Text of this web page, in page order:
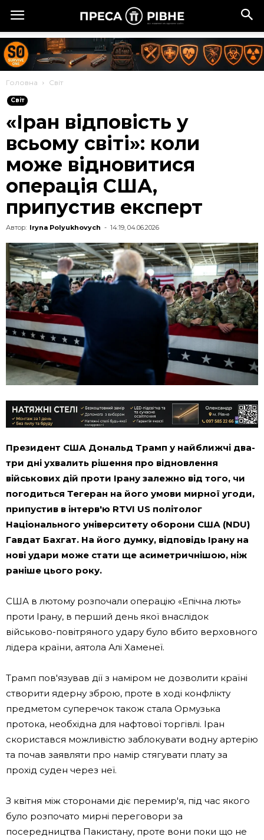
Головна Cвіт
Cвіт
«Іран відповість у
всьому світі»: коли
може відновитися
операція США,
припустив експерт
Автор: Iryna Polyukhovych - 14:19, 04.06.2026
Президент США Дональд Трамп у найближчі два-
три дні ухвалить рішення про відновлення
військових дій проти Ірану залежно від того, чи
погодиться Тегеран на його умови мирної угоди,
припустив в інтерв'ю RTVI US політолог
Національного університету оборони США (NDU)
Гавдат Бахгат. На його думку, відповідь Ірану на
нові удари може стати ще асиметричнішою, ніж
раніше цього року.
США в лютому розпочали операцію «Епічна лють»
проти Ірану, в перший день якої внаслідок
військово-повітряного удару було вбито верховного
лідера країни, аятола Алі Хаменеї.
Трамп пов'язував дії з наміром не дозволити країні
створити ядерну зброю, проте в ході конфлікту
предметом суперечок також стала Ормузька
протока, необхідна для нафтової торгівлі. Іран
скористався можливістю заблокувати водну артерію
та почав заявляти про намір стягувати плату за
прохід суден через неї.
З квітня між сторонами діє перемир'я, під час якого
було розпочато мирні переговори за
посередництва Пакистану, проте вони поки що не